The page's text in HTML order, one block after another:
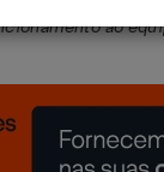
ao